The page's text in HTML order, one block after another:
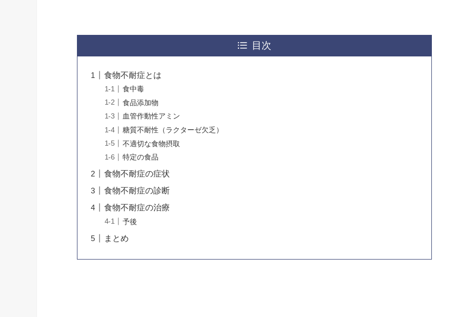
目次
食物不耐症とは
食中毒
食品添加物
血管作動性アミン
糖質不耐性（ラクターゼ欠乏）
不適切な食物摂取
特定の食品
食物不耐症の症状
食物不耐症の診断
食物不耐症の治療
予後
まとめ